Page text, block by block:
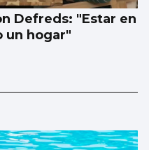
Defreds: "Estar en
un hogar"